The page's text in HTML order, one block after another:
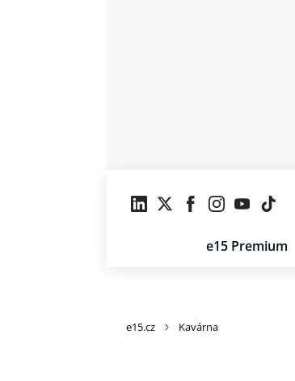
e15 Premium
e15.cz Kavárna